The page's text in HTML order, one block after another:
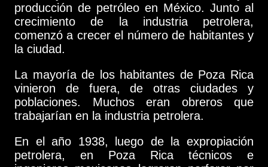
producción de petróleo en México. Junto al
crecimiento de la industria petrolera,
comenzó a crecer el número de habitantes y
la ciudad.
La mayoría de los habitantes de Poza Rica
vinieron de fuera, de otras ciudades y
poblaciones. Muchos eran obreros que
trabajarían en la industria petrolera.
En el año 1938, luego de la expropiación
petrolera, en Poza Rica técnicos e